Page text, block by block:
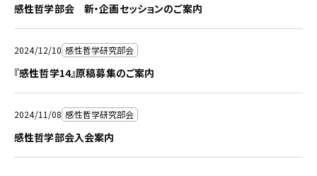
感性哲学部会 新・企画セッションのご案内
2024/12/10 感性哲学研究部会
『感性哲学14』原稿募集のご案内
2024/11/08 感性哲学研究部会
感性哲学部会入会案内